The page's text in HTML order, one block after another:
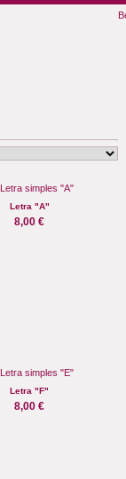
Letra "A"
8,00 €
Letra "F"
8,00 €